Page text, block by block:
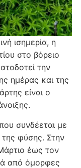
ισημερία, η
στο βόρειο
την
ημέρας και της
είναι ο
συνδέεται με
φύσης. Στην
έως τον
από όμορφες